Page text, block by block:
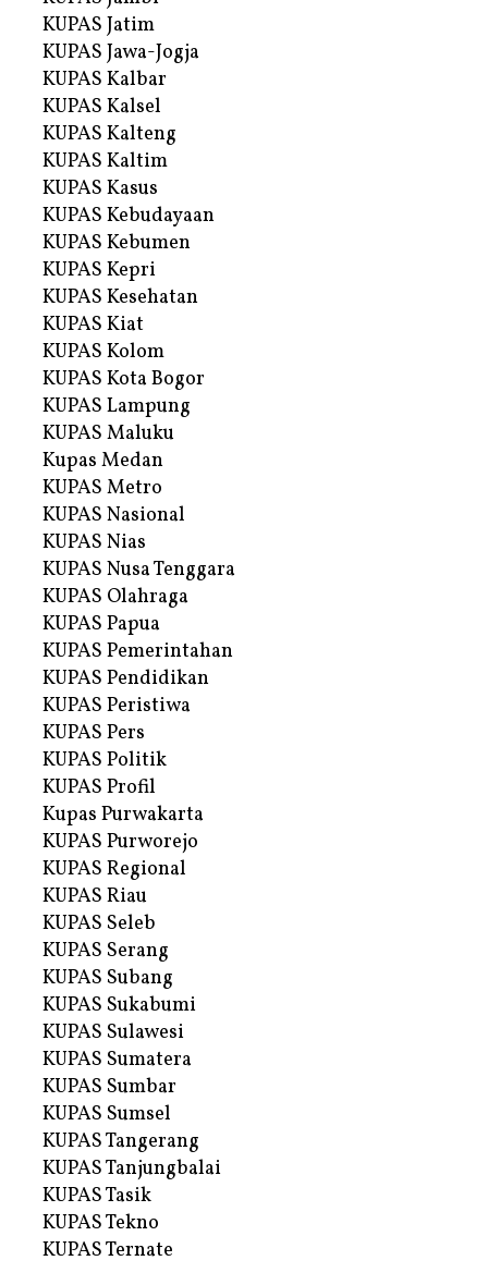
KUPAS Jatim
KUPAS Jawa-Jogja
KUPAS Kalbar
KUPAS Kalsel
KUPAS Kalteng
KUPAS Kaltim
KUPAS Kasus
KUPAS Kebudayaan
KUPAS Kebumen
KUPAS Kepri
KUPAS Kesehatan
KUPAS Kiat
KUPAS Kolom
KUPAS Kota Bogor
KUPAS Lampung
KUPAS Maluku
Kupas Medan
KUPAS Metro
KUPAS Nasional
KUPAS Nias
KUPAS Nusa Tenggara
KUPAS Olahraga
KUPAS Papua
KUPAS Pemerintahan
KUPAS Pendidikan
KUPAS Peristiwa
KUPAS Pers
KUPAS Politik
KUPAS Profil
Kupas Purwakarta
KUPAS Purworejo
KUPAS Regional
KUPAS Riau
KUPAS Seleb
KUPAS Serang
KUPAS Subang
KUPAS Sukabumi
KUPAS Sulawesi
KUPAS Sumatera
KUPAS Sumbar
KUPAS Sumsel
KUPAS Tangerang
KUPAS Tanjungbalai
KUPAS Tasik
KUPAS Tekno
KUPAS Ternate